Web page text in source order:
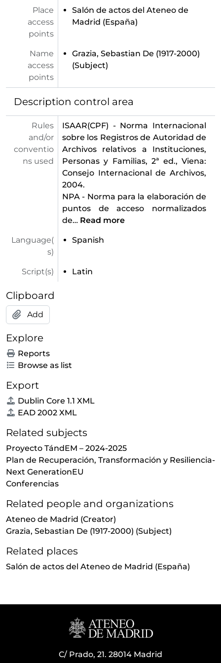
[Series] Currículos de conferenciantes (1960 - 1969)
[Segunda división de fondo] JUNTA GENERAL - Junta General de socios del Ateneo de Madrid
[Segunda división de fondo] JUNTA DE GOBIERNO - Documentación relativa a la Junta de Gobierno del Ateneo de Madrid
Place
access
points
Salón de actos del Ateneo de
Madrid (España)
Name
access
points
Grazia, Sebastian De (1917-2000)
(Subject)
Description control area
Rules
and/or
conventio
ns used
ISAAR(CPF) - Norma Internacional
sobre los Registros de Autoridad de
Archivos relativos a Instituciones,
Personas y Familias, 2ª ed., Viena:
Consejo Internacional de Archivos,
2004.
NPA - Norma para la elaboración de
puntos de acceso normalizados
de… Read more
Language(
s)
Spanish
Script(s) Latin
Clipboard
Add
Explore
Reports
Browse as list
Export
Dublin Core 1.1 XML
EAD 2002 XML
Related subjects
Proyecto TándEM – 2024-2025
Plan de Recuperación, Transformación y Resiliencia-
Next GenerationEU
Conferencias
Related people and organizations
Ateneo de Madrid (Creator)
Grazia, Sebastian De (1917-2000) (Subject)
Related places
Salón de actos del Ateneo de Madrid (España)
C/ Prado, 21. 28014 Madrid